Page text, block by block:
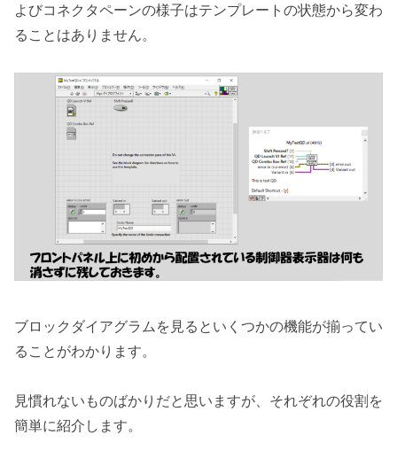
よびコネクタペーンの様子はテンプレートの状態から変わ
ることはありません。
ブロックダイアグラムを見るといくつかの機能が揃ってい
ることがわかります。
見慣れないものばかりだと思いますが、それぞれの役割を
簡単に紹介します。